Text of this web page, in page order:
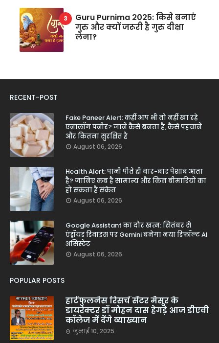
Guru Purnima 2025: किसे बनाएं
गुरु और क्यों जरूरी है गुरु दीक्षा
लेना?
RECENT-POST
Fake Paneer Alert: कहीं आप भी तो नहीं खा रहे
एनालॉग पनीर? जानें कैसे बनता है, कैसे पहचानें
और कितना सुरक्षित है
August 06, 2026
Health Alert: पानी पीते ही बार-बार पेशाब आता
है? जानिए कब है सामान्य और किन बीमारियों का
हो सकता है संकेत
August 06, 2026
Google Assistant का दौर खत्म: सितंबर से
एंड्रॉयड डिवाइस पर Gemini बनेगा नया डिफॉल्ट AI
असिस्टेंट
August 06, 2026
POPULAR POSTS
हार्टफुलनेस रिसर्च सेंटर मैसूर के
डायरेक्टर डॉ मोहन दास हेगड़े आज डीएवी
कॉलेज में देंगे व्याख्यान
जुलाई 10, 2025